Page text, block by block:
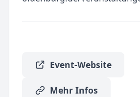
Event-Website
Mehr Infos